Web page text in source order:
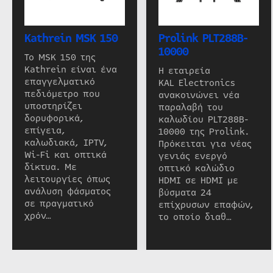
Kathrein MSK 150
Το MSK 150 της
Kathrein είναι ένα
επαγγελματικό
πεδιόμετρο που
υποστηρίζει
δορυφορικά,
επίγεια,
καλωδιακά, IPTV,
Wi-Fi και οπτικά
δίκτυα. Με
λειτουργίες όπως
ανάλυση φάσματος
σε πραγματικό
χρόν…
Prolink PLT288B-
10000
Η εταιρεία
KAL Electronics
ανακοινώνει νέα
παραλαβή του
καλωδίου PLT288B-
10000 της Prolink.
Πρόκειται για νέας
γενιάς ενεργό
οπτικό καλώδιο
HDMI σε HDMI με
βύσματα 24
επίχρυσων επαφών,
το οποίο διαθ…